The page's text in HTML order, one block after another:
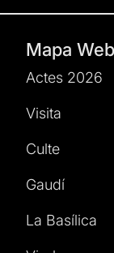
Mapa Web
Actes 2026
Visita
Culte
Gaudí
La Basílica